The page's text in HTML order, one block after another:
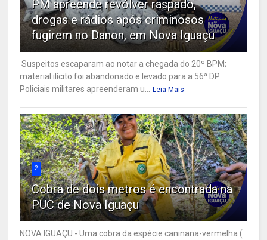
PM apreende revólver raspado,
drogas e rádios após criminosos
fugirem no Danon, em Nova Iguaçu
Suspeitos escaparam ao notar a chegada do 20º BPM;
material ilícito foi abandonado e levado para a 56ª DP
Policiais militares apreenderam u...
Leia Mais
2
Cobra de dois metros é encontrada na
PUC de Nova Iguaçu
NOVA IGUAÇU - Uma cobra da espécie caninana-vermelha (